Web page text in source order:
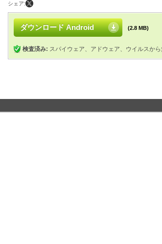
シェア:
ダウンロード Android (2.8 MB)
検査済み: スパイウェア、アドウェア、ウイルスか